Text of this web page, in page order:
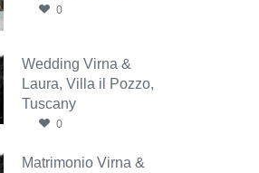
0
Wedding Virna &
Laura, Villa il Pozzo,
Tuscany
0
Matrimonio Virna &